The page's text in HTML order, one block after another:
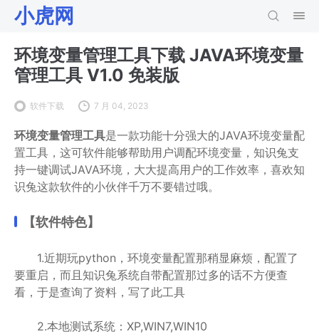
小虎网
环境变量管理工具下载 JAVA环境变量
管理工具 V1.0 免装版
软件下载 7 月 04, 2023
环境变量管理工具是一款功能十分强大的JAVA环境变量配
置工具，这可软件能够帮助用户调配环境变量，知识兔支
持一键调试JAVA环境，大大提高用户的工作效率，喜欢知
识兔这款软件的小伙伴千万不要错过哦。
【软件特色】
1.近期玩python，环境变量配置那稍显麻烦，配置了
要重启，而且知识兔系统自带配置那过多的话不方便查
看，于是查询了资料，写了此工具
2.本地测试系统：XP,WIN7,WIN10